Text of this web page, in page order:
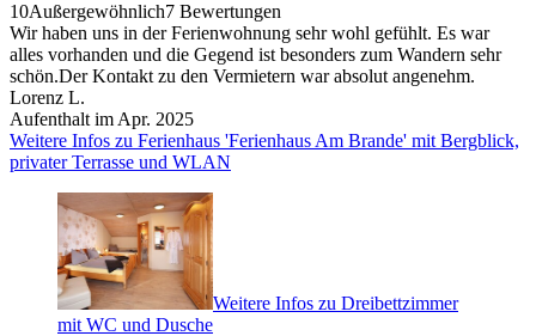
10Außergewöhnlich7 Bewertungen
Wir haben uns in der Ferienwohnung sehr wohl gefühlt. Es war
alles vorhanden und die Gegend ist besonders zum Wandern sehr
schön.Der Kontakt zu den Vermietern war absolut angenehm.
Lorenz L.
Aufenthalt im Apr. 2025
Weitere Infos zu Ferienhaus 'Ferienhaus Am Brande' mit Bergblick,
privater Terrasse und WLAN
Weitere Infos zu Dreibettzimmer
mit WC und Dusche